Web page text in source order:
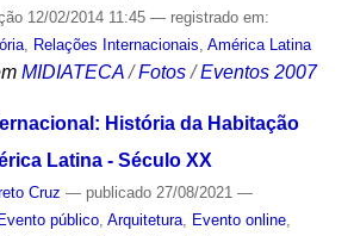
12/02/2014 11:45 — registrado em:
, Relações Internacionais América Latina
MIDIATECA /Fotos /Eventos 2007
História da Habitação
Latina - Século XX
Cruz — publicado27/08/2021 —
público, Arquitetura, Evento online,